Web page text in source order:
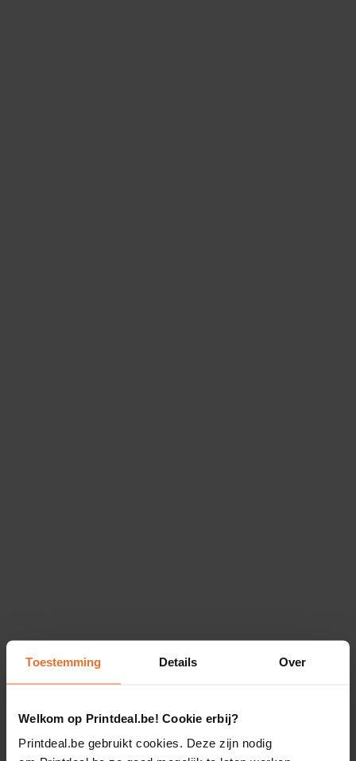
Toestemming Details Over
Welkom op Printdeal.be! Cookie erbij?
Printdeal.be gebruikt cookies. Deze zijn nodig